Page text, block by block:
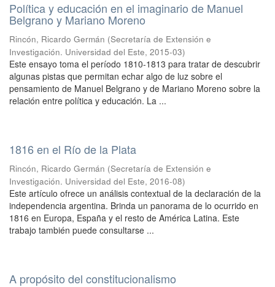
Política y educación en el imaginario de Manuel
Belgrano y Mariano Moreno
Rincón, Ricardo Germán (Secretaría de Extensión e
Investigación. Universidad del Este, 2015-03)
Este ensayo toma el período 1810-1813 para tratar de descubrir
algunas pistas que permitan echar algo de luz sobre el
pensamiento de Manuel Belgrano y de Mariano Moreno sobre la
relación entre política y educación. La ...
1816 en el Río de la Plata
Rincón, Ricardo Germán (Secretaría de Extensión e
Investigación. Universidad del Este, 2016-08)
Este artículo ofrece un análisis contextual de la declaración de la
independencia argentina. Brinda un panorama de lo ocurrido en
1816 en Europa, España y el resto de América Latina. Este
trabajo también puede consultarse ...
A propósito del constitucionalismo